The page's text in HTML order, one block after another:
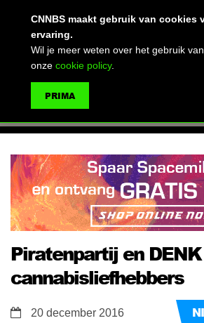
Piratenpartij en
cannabisliefhebbers
20 december 2016
CNNBS maakt gebruik van cookies
ervaring.
Wil je meer weten over het gebruik
onze cookie policy.
PRIMA